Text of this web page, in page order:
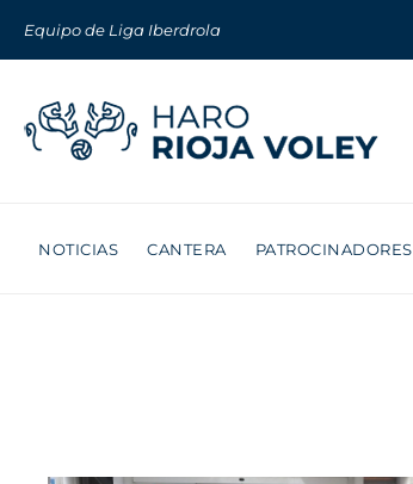
Equipo de Liga Iberdrola
NOTICIAS CANTERA PATROCINADORES